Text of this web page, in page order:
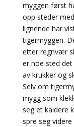
myggen først
opp steder
lignende har
tigermyggen.
etter regnvær
er noe sted
av krukker og
Selv om
mygg som
seg et kaldere
spre seg